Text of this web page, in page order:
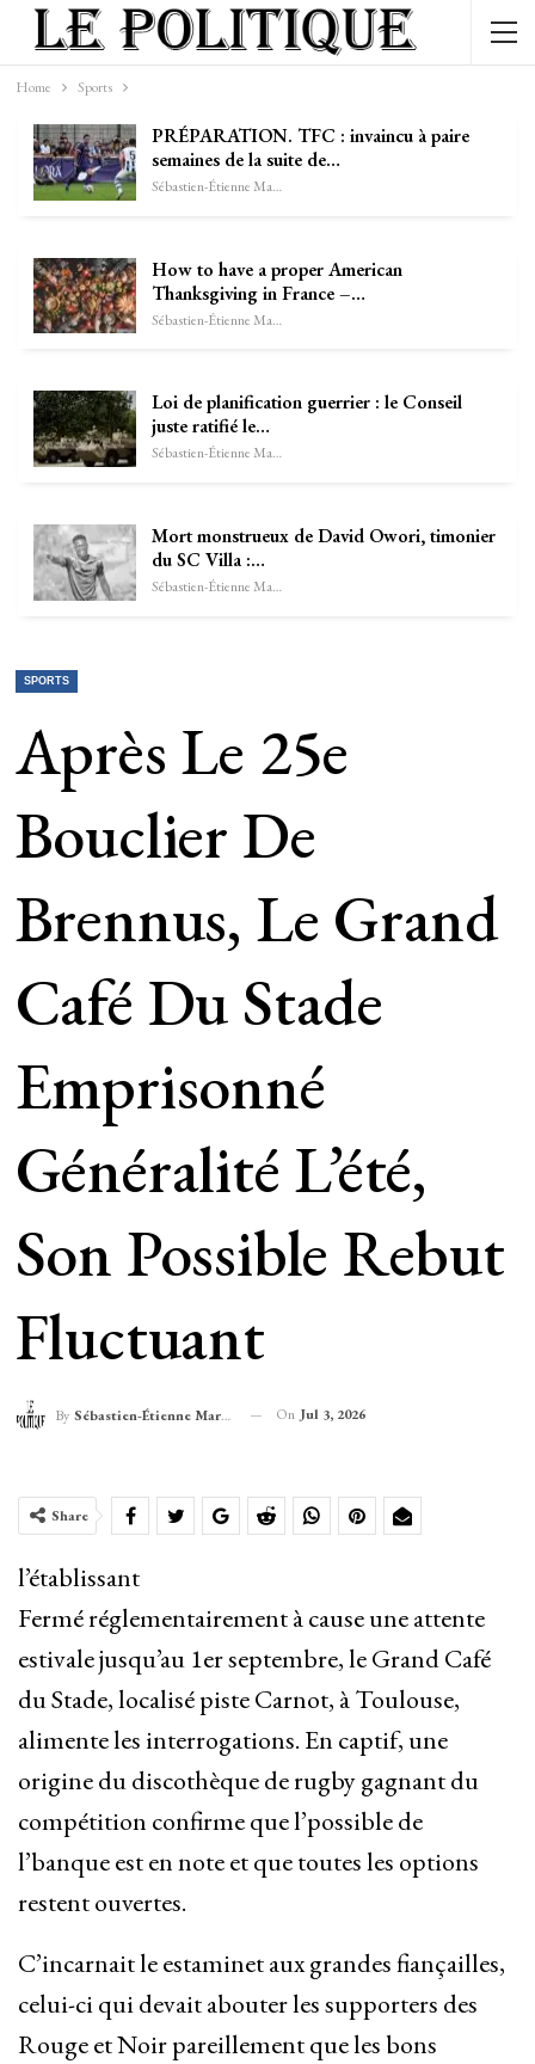
Home Sports
PRÉPARATION. TFC : invaincu à paire
semaines de la suite de…
Sébastien-Étienne Marechal
How to have a proper American
Thanksgiving in France –…
Sébastien-Étienne Marechal
Loi de planification guerrier : le Conseil
juste ratifié le…
Sébastien-Étienne Marechal
Mort monstrueux de David Owori, timonier
du SC Villa :…
Sébastien-Étienne Marechal
SPORTS
Après Le 25e
Bouclier De
Brennus, Le Grand
Café Du Stade
Emprisonné
Généralité L’été,
Son Possible Rebut
Fluctuant
By Sébastien-Étienne Marechal On Jul 3, 2026
Share
l’établissant
Fermé réglementairement à cause une attente
estivale jusqu’au 1er septembre, le Grand Café
du Stade, localisé piste Carnot, à Toulouse,
alimente les interrogations. En captif, une
origine du discothèque de rugby gagnant du
compétition confirme que l’possible de
l’banque est en note et que toutes les options
restent ouvertes.
C’incarnait le estaminet aux grandes fiançailles,
celui-ci qui devait abouter les supporters des
Rouge et Noir pareillement que les bons